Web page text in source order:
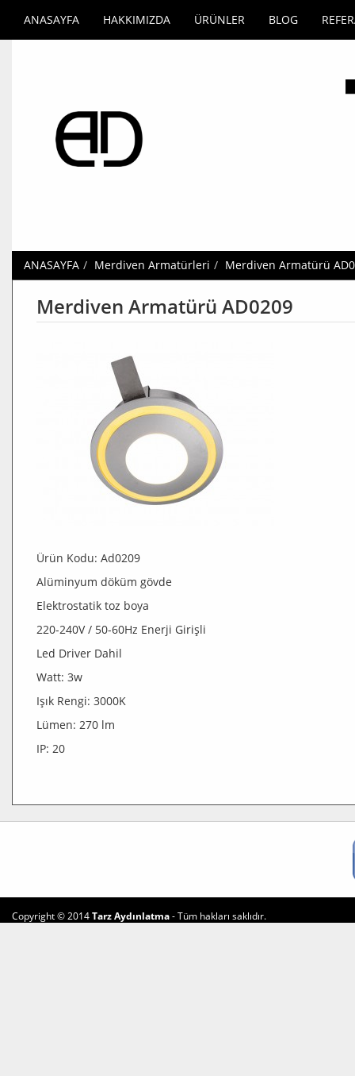
ANASAYFA HAKKIMIZDA ÜRÜNLER BLOG
ANASAYFA Merdiven Armatürleri Merdiven Armatürü
Merdiven Armatürü AD0209
Ürün Kodu: Ad0209
Alüminyum döküm gövde
Elektrostatik toz boya
220-240V / 50-60Hz Enerji Girişli
Led Driver Dahil
Watt: 3w
Işık Rengi: 3000K
Lümen: 270 lm
IP: 20
Copyright © 2014Tarz Aydınlatma- Tüm hakları saklıdır.